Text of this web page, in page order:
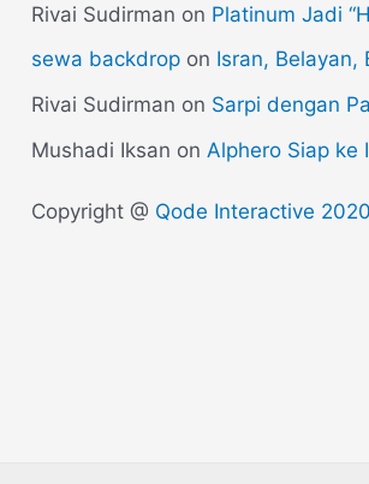
Rivai Sudirman on Platinum Jadi
sewa backdrop on Isran, Belayan,
Rivai Sudirman on Sarpi dengan
Mushadi Iksan on Alphero Siap ke
Copyright @ Qode Interactive 2020